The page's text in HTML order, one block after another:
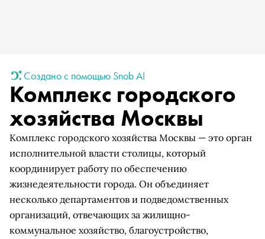
Создано с помощью Snob AI
Комплекс городского
хозяйства Москвы
Комплекс городского хозяйства Москвы — это орган
исполнительной власти столицы, который
координирует работу по обеспечению
жизнедеятельности города. Он объединяет
несколько департаментов и подведомственных
организаций, отвечающих за жилищно-
коммунальное хозяйство, благоустройство,